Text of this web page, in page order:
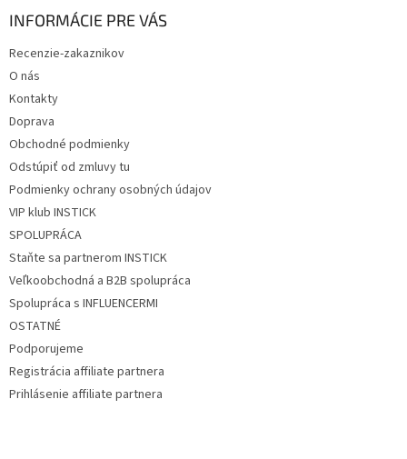
INFORMÁCIE PRE VÁS
Recenzie-zakaznikov
O nás
Kontakty
Doprava
Obchodné podmienky
Odstúpiť od zmluvy tu
Podmienky ochrany osobných údajov
VIP klub INSTICK
SPOLUPRÁCA
Staňte sa partnerom INSTICK
Veľkoobchodná a B2B spolupráca
Spolupráca s INFLUENCERMI
OSTATNÉ
Podporujeme
Registrácia affiliate partnera
Prihlásenie affiliate partnera